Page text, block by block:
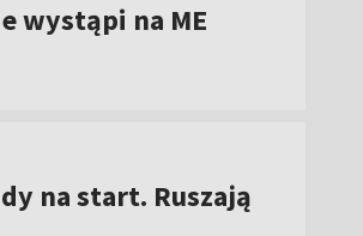
wystąpi na ME
na start. Ruszają